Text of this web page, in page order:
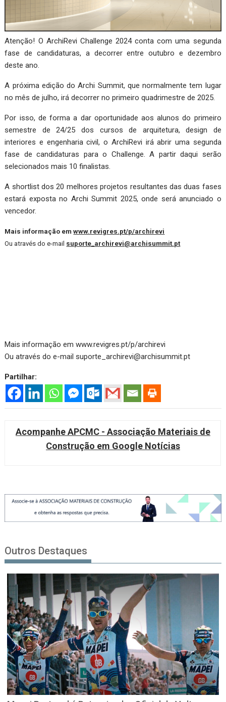
Atenção! O ArchiRevi Challenge 2024 conta com uma segunda
fase de candidaturas, a decorrer entre outubro e dezembro
deste ano.
A próxima edição do Archi Summit, que normalmente tem lugar
no mês de julho, irá decorrer no primeiro quadrimestre de 2025.
Por isso, de forma a dar oportunidade aos alunos do primeiro
semestre de 24/25 dos cursos de arquitetura, design de
interiores e engenharia civil, o ArchiRevi irá abrir uma segunda
fase de candidaturas para o Challenge. A partir daqui serão
selecionados mais 10 finalistas.
A shortlist dos 20 melhores projetos resultantes das duas fases
estará exposta no Archi Summit 2025, onde será anunciado o
vencedor.
Mais informação em www.revigres.pt/p/archirevi
Ou através do e-mail suporte_archirevi@archisummit.pt
Mais informação em www.revigres.pt/p/archirevi
Ou através do e-mail suporte_archirevi@archisummit.pt
Partilhar:
Acompanhe APCMC - Associação Materiais de
Construção em Google Notícias
Outros Destaques